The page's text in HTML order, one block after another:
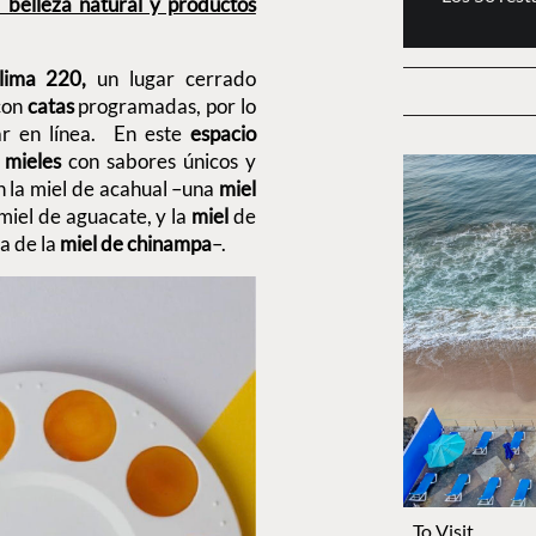
220, un lugar cerrado
catasprogramadas, por lo
en línea. En este espacio
mielescon sabores únicos y
la miel de acahual –una miel
de aguacate, y la mielde
de la miel de chinampa–.
To Visit